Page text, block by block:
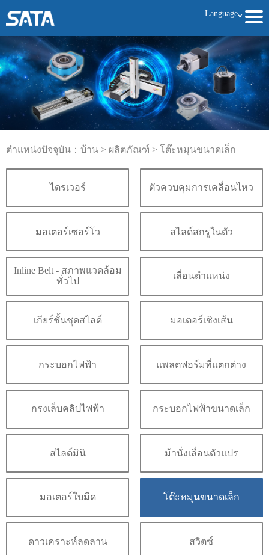
Languageˇ
ตำแหน่งปัจจุบัน： บ้าน > ผลิตภัณฑ์ > โต๊ะหมุนขนาดเล็ก
ไดรเวอร์ ตัวควบคุมการเคลื่อนไหว
มอเตอร์เซอร์โว สไลด์สกรูในตัว
Inline Belt - สภาพแวดล้อม
ทั่วไป
เลื่อนตำแหน่ง
เกียร์ชั้นชุดสไลด์ มอเตอร์เชิงเส้น
กระบอกไฟฟ้า แพลตฟอร์มที่แตกต่าง
กรงเล็บคลิปไฟฟ้า กระบอกไฟฟ้าขนาดเล็ก
สไลด์มินิ ม้านั่งเลื่อนตัวแปร
มอเตอร์ใบมีด โต๊ะหมุนขนาดเล็ก
ดาวเคราะห์ลดลาน สวิตซ์